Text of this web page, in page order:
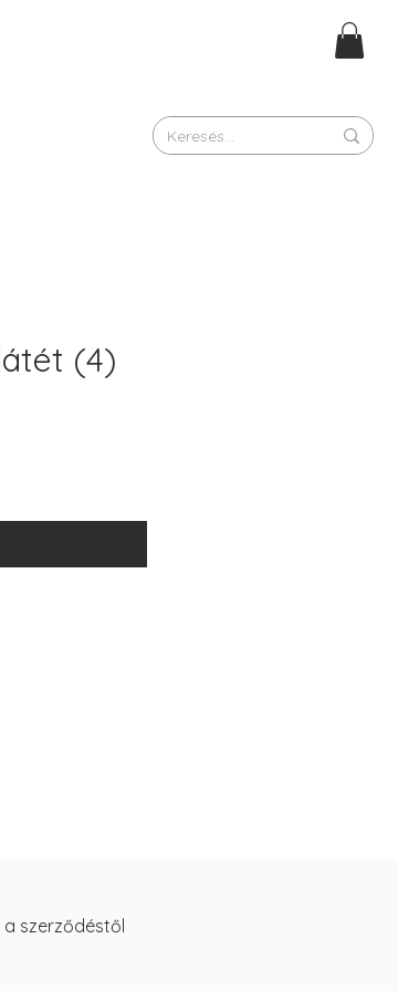
(4)
a szerződéstől